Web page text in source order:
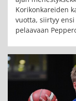
Korikonkareiden
vuotta, siirtyy ensi
pelaavaan